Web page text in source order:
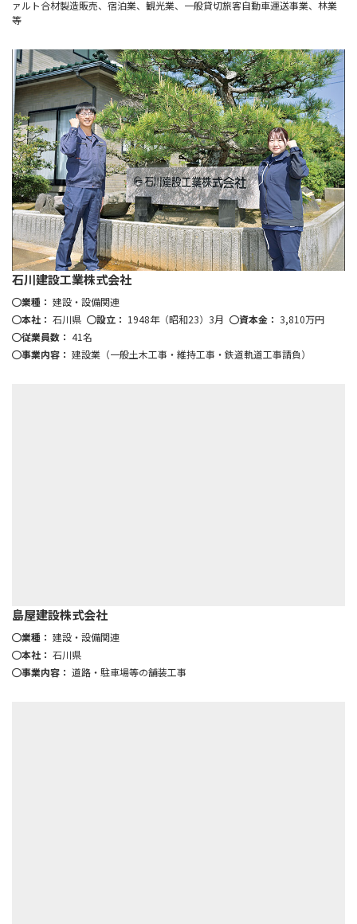
ァルト合材製造販売、宿泊業、観光業、一般貸切旅客自動車運送事業、林業
等
石川建設工業株式会社
業種： 建設・設備関連
本社： 石川県 設立： 1948年（昭和23）3月 資本金： 3,810万円
従業員数： 41名
事業内容： 建設業（一般土木工事・維持工事・鉄道軌道工事請負）
島屋建設株式会社
業種： 建設・設備関連
本社： 石川県
事業内容： 道路・駐車場等の舗装工事